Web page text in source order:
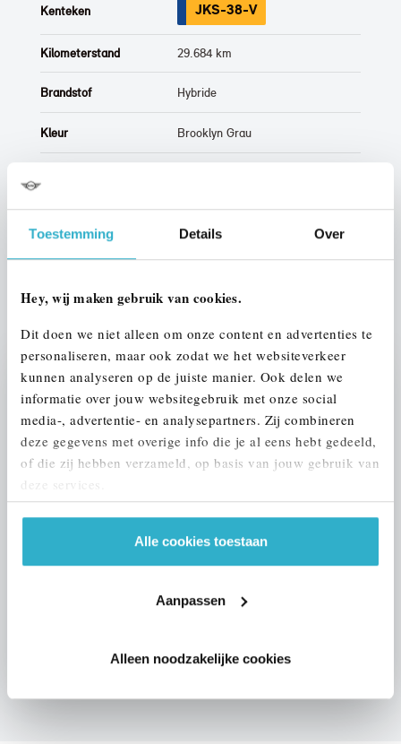
Toestemming Details Over
Hey, wij maken gebruik van cookies.
Dit doen we niet alleen om onze content en advertenties te
personaliseren, maar ook zodat we het websiteverkeer
kunnen analyseren op de juiste manier. Ook delen we
informatie over jouw websitegebruik met onze social
media-, advertentie- en analysepartners. Zij combineren
deze gegevens met overige info die je al eens hebt gedeeld,
of die zij hebben verzameld, op basis van jouw gebruik van
deze services.
Alle cookies toestaan
Aanpassen
Alleen noodzakelijke cookies
Stap 1 van 3
UW AUTO INRUILEN?
We verrekenen de waarde van uw auto
Kenteken JKS-38-V
Kilometerstand 29.684 km
Brandstof Hybride
Kleur Brooklyn Grau
Btw/Marge BTW